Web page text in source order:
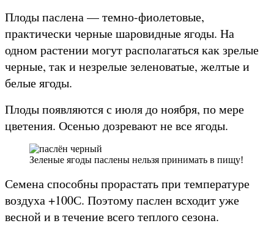
Плоды паслена — темно-фиолетовые,
практически черные шаровидные ягоды. На
одном растении могут располагаться как зрелые
черные, так и незрелые зеленоватые, желтые и
белые ягоды.
Плоды появляются с июля до ноября, по мере
цветения. Осенью дозревают не все ягоды.
Зеленые ягоды паслены нельзя принимать в пищу!
Семена способны прорастать при температуре
воздуха +100С. Поэтому паслен всходит уже
весной и в течение всего теплого сезона.